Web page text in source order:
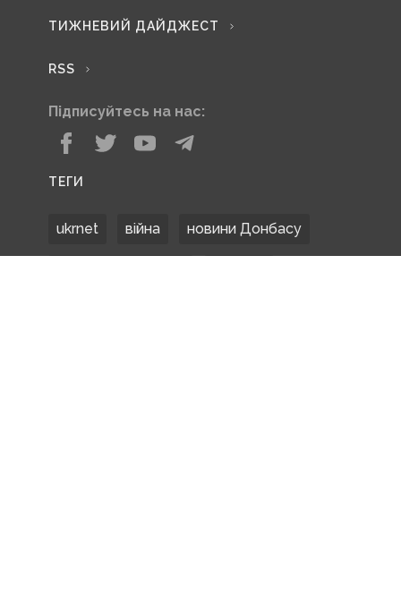
ТИЖНЕВИЙ ДАЙДЖЕСТ
RSS
Підписуйтесь на нас:
ТЕГИ
ukrnet війна новини Донбасу